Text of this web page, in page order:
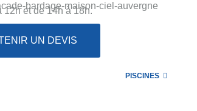
UN DEVIS
PISCINES
12h et de 14h à 18h.